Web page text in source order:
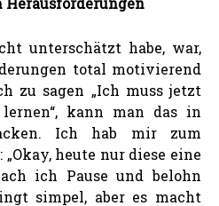
unterschätzt habe, war,
total motivierend
zu sagen „Ich muss jetzt
kann man das in
Ich hab mir zum
heute nur diese eine
ich Pause und belohn
simpel, aber es macht